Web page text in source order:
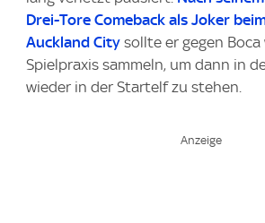
Drei-Tore Comeback als Joker
Auckland City sollte er gegen
Spielpraxis sammeln, um dann in
wieder in der Startelf zu stehen.